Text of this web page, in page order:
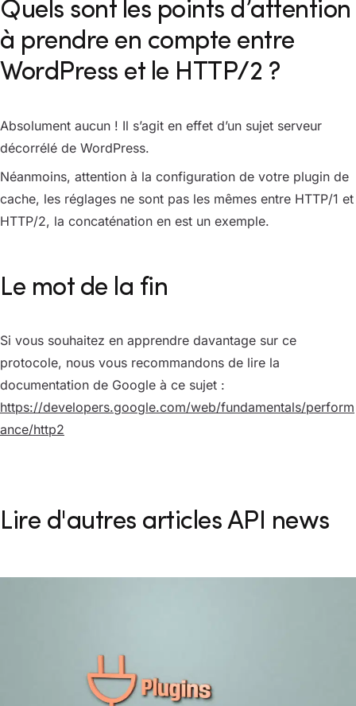
Quels sont les points d’attention
à prendre en compte entre
WordPress et le HTTP/2 ?
Absolument aucun ! Il s’agit en effet d’un sujet serveur
décorrélé de WordPress.
Néanmoins, attention à la configuration de votre plugin de
cache, les réglages ne sont pas les mêmes entre HTTP/1 et
HTTP/2, la concaténation en est un exemple.
Le mot de la fin
Si vous souhaitez en apprendre davantage sur ce
protocole, nous vous recommandons de lire la
documentation de Google à ce sujet :
https://developers.google.com/web/fundamentals/perform
ance/http2
Lire d'autres articles API news